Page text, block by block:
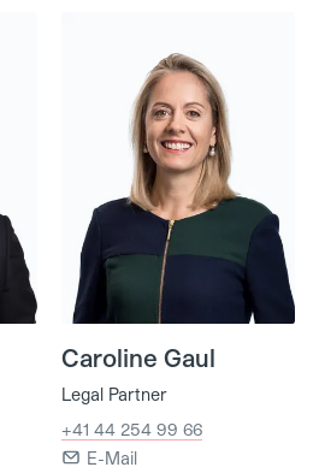
Caroline Gaul
Legal Partner
+41 44 254 99 66
E-Mail